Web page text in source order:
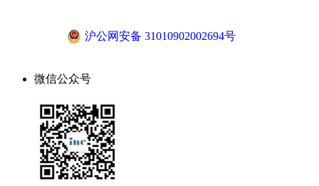
沪公网安备 31010902002694号
微信公众号